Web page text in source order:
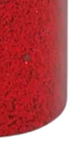
puutteita tai niitä